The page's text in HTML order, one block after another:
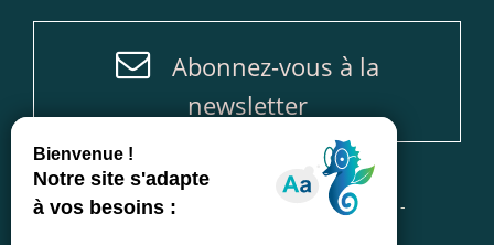
Abonnez-vous à la
newsletter
Accueil- Plan du site Mentions légales
-